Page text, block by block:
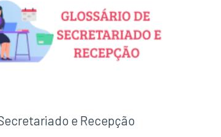
e Recepção